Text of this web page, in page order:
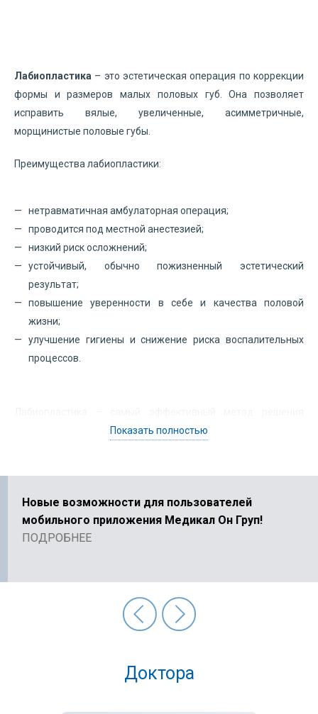
Лабиопластика – это эстетическая операция по коррекции
формы и размеров малых половых губ. Она позволяет
исправить вялые, увеличенные, асимметричные,
морщинистые половые губы.
Преимущества лабиопластики:
нетравматичная амбулаторная операция;
проводится под местной анестезией;
низкий риск осложнений;
устойчивый, обычно пожизненный эстетический
результат;
повышение уверенности в себе и качества половой
жизни;
улучшение гигиены и снижение риска воспалительных
процессов.
эстетических проблем с малыми половыми губами, который
Показать полностью
Новые возможности для пользователей
мобильного приложения Медикал Он Груп!
ПОДРОБНЕЕ
Доктора